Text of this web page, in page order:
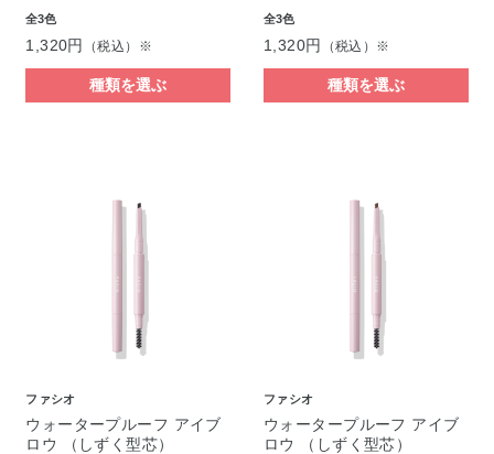
全3色
1,320円 （税込）※
種類を選ぶ
全3色
1,320円 （税込）※
種類を選ぶ
ファシオ
ウォータープルーフ アイブ
ロウ （しずく型芯）
ファシオ
ウォータープルーフ アイブ
ロウ （しずく型芯）